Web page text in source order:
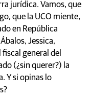
jurídica. Vamos, que
que la UCO miente,
en República
Jessica,
general del
(¿sin querer?) la
Y si opinas lo